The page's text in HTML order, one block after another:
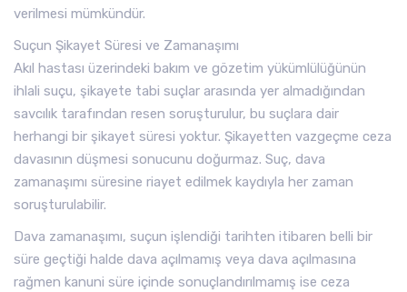
verilmesi mümkündür.
Suçun Şikayet Süresi ve Zamanaşımı
Akıl hastası üzerindeki bakım ve gözetim yükümlülüğünün
ihlali suçu, şikayete tabi suçlar arasında yer almadığından
savcılık tarafından resen soruşturulur, bu suçlara dair
herhangi bir şikayet süresi yoktur. Şikayetten vazgeçme ceza
davasının düşmesi sonucunu doğurmaz. Suç, dava
zamanaşımı süresine riayet edilmek kaydıyla her zaman
soruşturulabilir.
Dava zamanaşımı, suçun işlendiği tarihten itibaren belli bir
süre geçtiği halde dava açılmamış veya dava açılmasına
rağmen kanuni süre içinde sonuçlandırılmamış ise ceza